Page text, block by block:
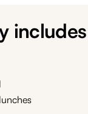
includes